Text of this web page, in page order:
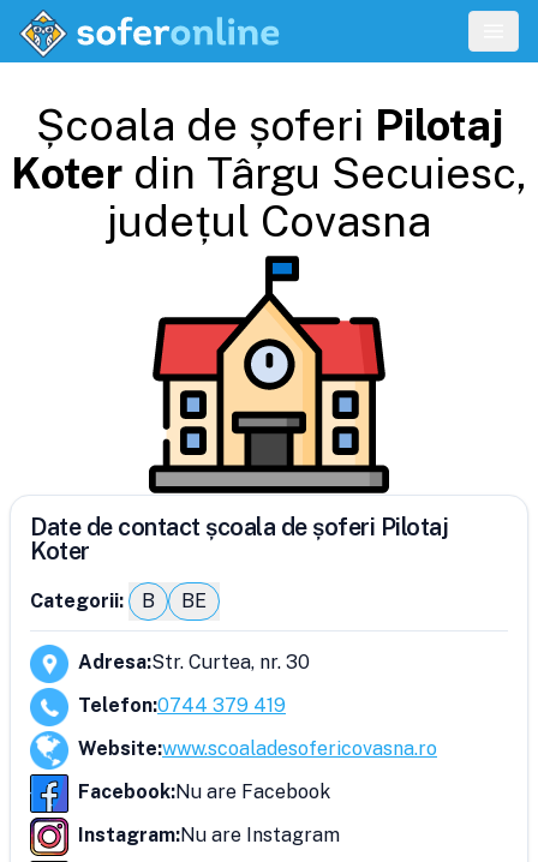
Școala de șoferi Pilotaj
Koter din Târgu Secuiesc,
județul Covasna
Date de contact școala de șoferi Pilotaj
Koter
Categorii: B BE
Adresa:Str. Curtea, nr. 30
Telefon:0744 379 419
Website:www.scoaladesofericovasna.ro
Facebook:Nu are Facebook
Instagram:Nu are Instagram